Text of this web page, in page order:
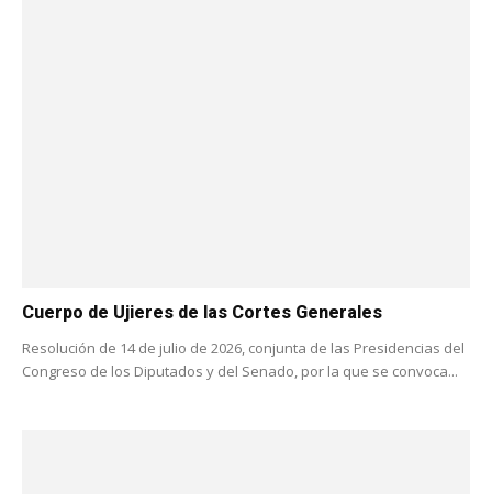
Cuerpo de Ujieres de las Cortes Generales
Resolución de 14 de julio de 2026, conjunta de las Presidencias del
Congreso de los Diputados y del Senado, por la que se convoca...